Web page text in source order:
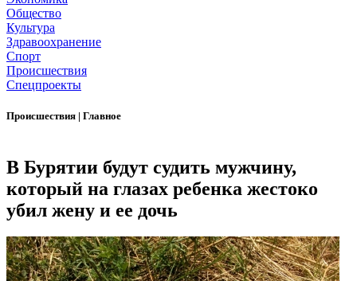
Общество
Культура
Здравоохранение
Спорт
Происшествия
Спецпроекты
Происшествия | Главное
В Бурятии будут судить мужчину,
который на глазах ребенка жестоко
убил жену и ее дочь